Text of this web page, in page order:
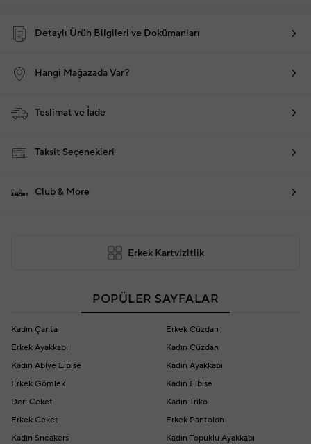
Detaylı Ürün Bilgileri ve Dokümanları
Hangi Mağazada Var?
Teslimat ve İade
Taksit Seçenekleri
Club & More
Erkek Kartvizitlik
POPÜLER SAYFALAR
Kadın Çanta
Erkek Cüzdan
Erkek Ayakkabı
Kadın Cüzdan
Kadın Abiye Elbise
Kadın Ayakkabı
Erkek Gömlek
Kadın Elbise
Deri Ceket
Kadın Triko
Erkek Ceket
Erkek Pantolon
Kadın Sneakers
Kadın Topuklu Ayakkabı